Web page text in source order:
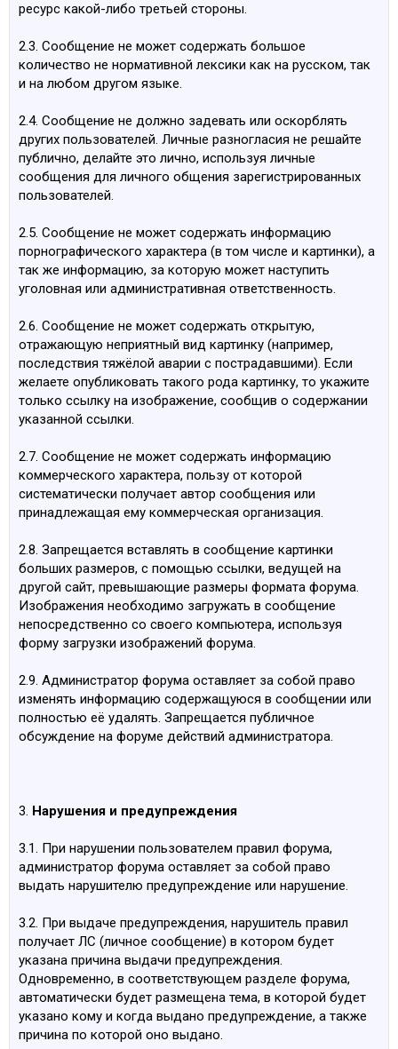
ресурс какой-либо третьей стороны.
2.3. Сообщение не может содержать большое
количество не нормативной лексики как на русском, так
и на любом другом языке.
2.4. Сообщение не должно задевать или оскорблять
других пользователей. Личные разногласия не решайте
публично, делайте это лично, используя личные
сообщения для личного общения зарегистрированных
пользователей.
2.5. Сообщение не может содержать информацию
порнографического характера (в том числе и картинки), а
так же информацию, за которую может наступить
уголовная или административная ответственность.
2.6. Сообщение не может содержать открытую,
отражающую неприятный вид картинку (например,
последствия тяжёлой аварии с пострадавшими). Если
желаете опубликовать такого рода картинку, то укажите
только ссылку на изображение, сообщив о содержании
указанной ссылки.
2.7. Сообщение не может содержать информацию
коммерческого характера, пользу от которой
систематически получает автор сообщения или
принадлежащая ему коммерческая организация.
2.8. Запрещается вставлять в сообщение картинки
больших размеров, с помощью ссылки, ведущей на
другой сайт, превышающие размеры формата форума.
Изображения необходимо загружать в сообщение
непосредственно со своего компьютера, используя
форму загрузки изображений форума.
2.9. Администратор форума оставляет за собой право
изменять информацию содержащуюся в сообщении или
полностью её удалять. Запрещается публичное
обсуждение на форуме действий администратора.
3. Нарушения и предупреждения
3.1. При нарушении пользователем правил форума,
администратор форума оставляет за собой право
выдать нарушителю предупреждение или нарушение.
3.2. При выдаче предупреждения, нарушитель правил
получает ЛС (личное сообщение) в котором будет
указана причина выдачи предупреждения.
Одновременно, в соответствующем разделе форума,
автоматически будет размещена тема, в которой будет
указано кому и когда выдано предупреждение, а также
причина по которой оно выдано.